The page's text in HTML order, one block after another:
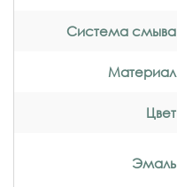
Система смыва
Материал
Цвет
Эмаль